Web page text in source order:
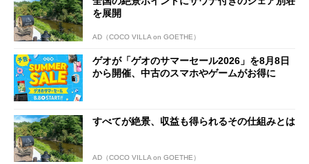
を展開
AD（COCO VILLA on GOETHE）
ゲオが「ゲオのサマーセール2026」を8月8日
から開催、中古のスマホやゲームがお得に
すべてが絶景、収益も得られるその仕組みとは
AD（COCO VILLA on GOETHE）